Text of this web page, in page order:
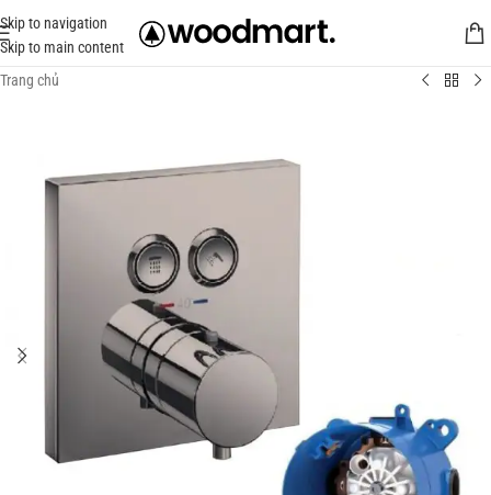
Skip to navigation
Skip to main content
Trang chủ